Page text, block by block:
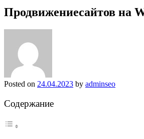
Продвижениесайтов на
Posted on 24.04.2023 by adminseo
Содержание